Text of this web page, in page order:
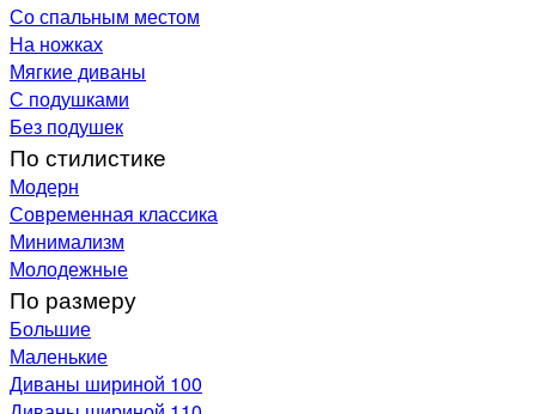
Со спальным местом
На ножках
Мягкие диваны
С подушками
Без подушек
По стилистике
Модерн
Современная классика
Минимализм
Молодежные
По размеру
Большие
Маленькие
Диваны шириной 100